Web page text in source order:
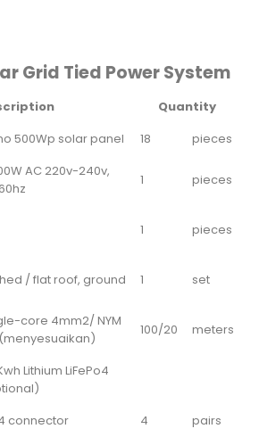
Grid Tied Power System
Quantity
500Wp solar panel 18
pieces
AC 220v-240v,
1 pieces
1 pieces
/ flat roof, ground 1 set
core 4mm2/ NYM
100/20 meters
Lithium LiFePo4
connector 4 pairs